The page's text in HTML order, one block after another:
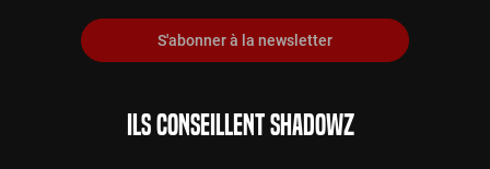
S'abonner à la newsletter
ILS CONSEILLENT SHADOWZ